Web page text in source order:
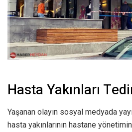
Hasta Yakınları
Yaşanan olayın sosyal medyada
hasta yakınlarının hastane